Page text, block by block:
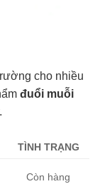
cho nhiều
đuổi muỗi
TÌNH TRẠNG
Còn hàng